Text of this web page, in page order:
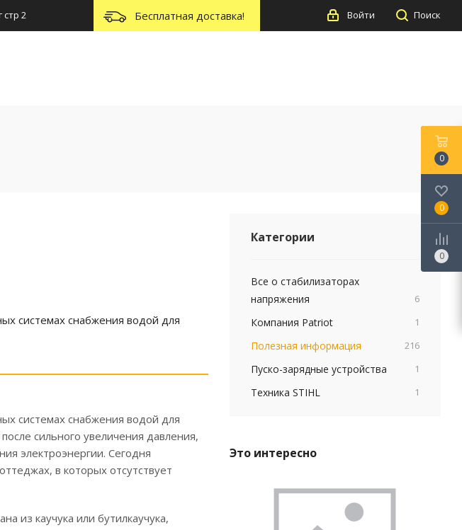
стр 2 Бесплатная доставка! Поиск
Войти
системах снабжения водой для
системах снабжения водой для
сильного увеличения давления,
электроэнергии. Сегодня
в которых отсутствует
из каучука или бутилкаучука,
Категории
Все о стабилизаторах
напряжения
6
Компания Patriot 1
Полезная информация 216
Пуско-зарядные устройства 1
Техника STIHL 1
Это интересно
0
0
0